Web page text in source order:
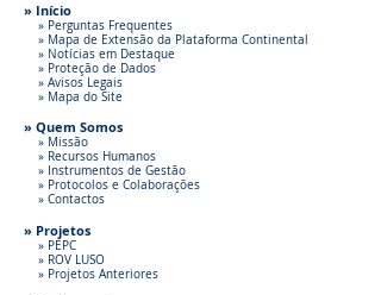
» Início
» Perguntas Frequentes
» Mapa de Extensão da Plataforma Continental
» Notícias em Destaque
» Proteção de Dados
» Avisos Legais
» Mapa do Site
» Quem Somos
» Missão
» Recursos Humanos
» Instrumentos de Gestão
» Protocolos e Colaborações
» Contactos
» Projetos
» PEPC
» ROV LUSO
» Projetos Anteriores